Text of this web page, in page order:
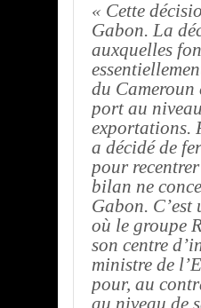
« Cette
Gabon. La
auxquelles
du Cameroun
port au
exportations.
a décidé de
pour
bilan ne
Gabon.
où le groupe
son centre
ministre de
pour, au
au niveau de